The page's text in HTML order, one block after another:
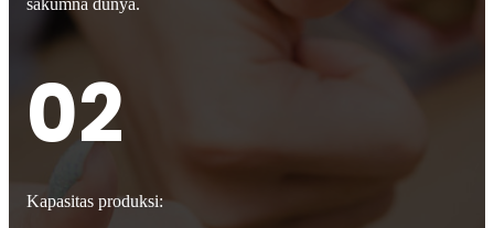
sakumna dunya.
02
Kapasitas produksi: